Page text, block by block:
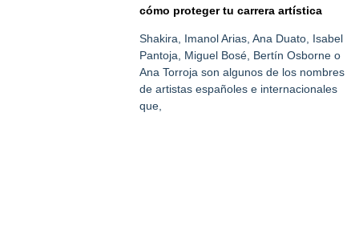
cómo proteger tu carrera artística
Shakira, Imanol Arias, Ana Duato, Isabel
Pantoja, Miguel Bosé, Bertín Osborne o
Ana Torroja son algunos de los nombres
de artistas españoles e internacionales
que,